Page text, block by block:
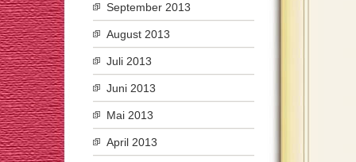
September 2013
August 2013
Juli 2013
Juni 2013
Mai 2013
April 2013